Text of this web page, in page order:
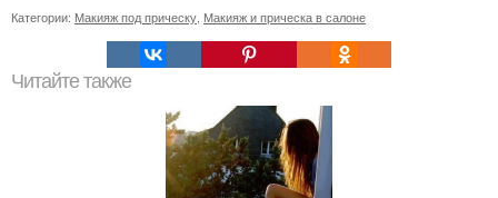
Категории: Макияж под прическу Макияж и прическа в салоне
Читайте также